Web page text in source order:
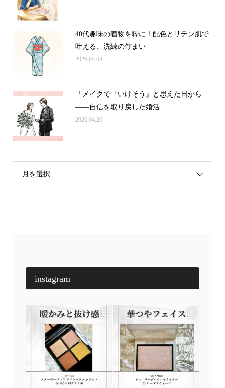
40代趣味の着物を粋に！配色とサテン肌で
叶える、洗練の佇まい
2026.05.04
「メイクで『いけそう』と思えた日から
——自信を取り戻した婚活...
2026.04.26
月を選択
instagram
申込み・問合せ アクセス